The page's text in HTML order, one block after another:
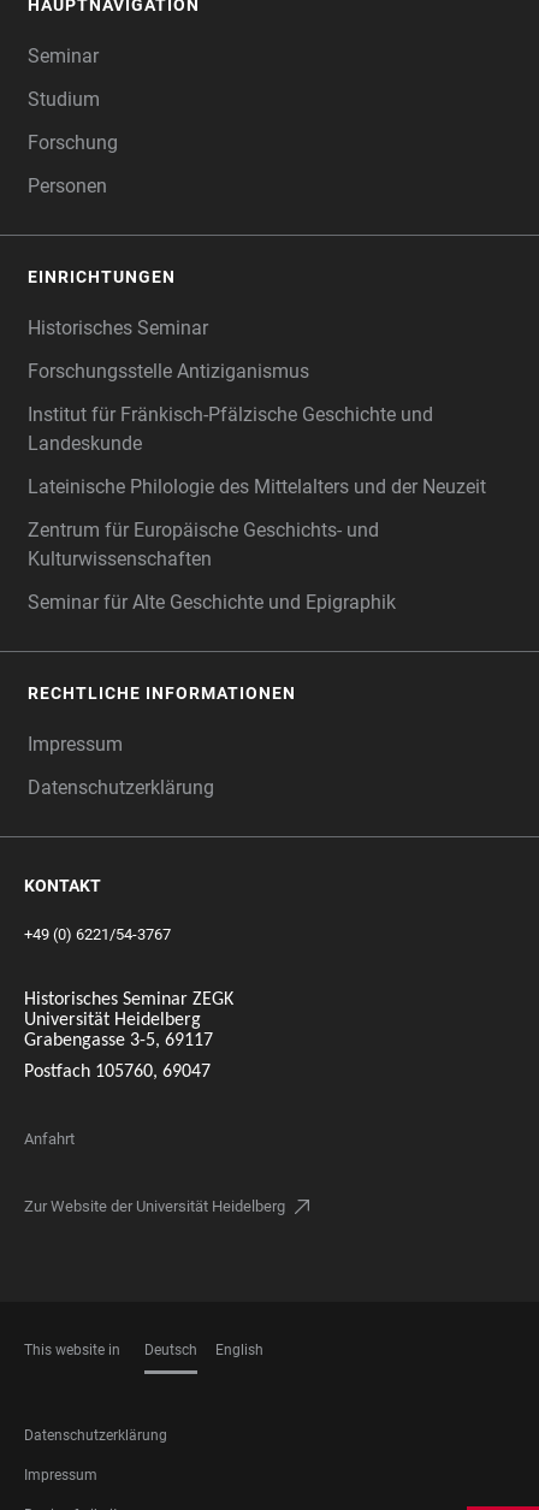
HAUPTNAVIGATION
Seminar
Studium
Forschung
Personen
EINRICHTUNGEN
Historisches Seminar
Forschungsstelle Antiziganismus
Institut für Fränkisch-Pfälzische Geschichte und
Landeskunde
Lateinische Philologie des Mittelalters und der Neuzeit
Zentrum für Europäische Geschichts- und
Kulturwissenschaften
Seminar für Alte Geschichte und Epigraphik
RECHTLICHE INFORMATIONEN
Impressum
Datenschutzerklärung
KONTAKT
+49 (0) 6221/54-3767
Historisches Seminar ZEGK
Universität Heidelberg
Grabengasse 3-5, 69117
Postfach 105760, 69047
Anfahrt
Zur Website der Universität Heidelberg
This website in Deutsch English
FOOTER
LEGAL
Datenschutzerklärung
Impressum